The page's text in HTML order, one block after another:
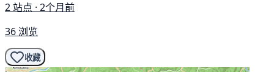
2 站点 · 2个月前
36 浏览
收藏